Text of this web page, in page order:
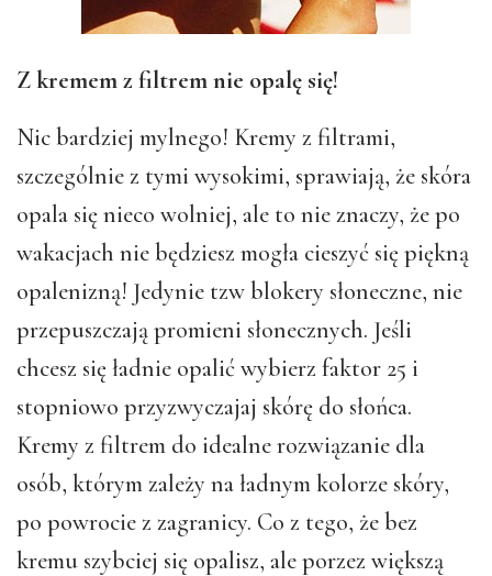
Z kremem z filtrem nie opalę się!
Nic bardziej mylnego! Kremy z filtrami,
szczególnie z tymi wysokimi, sprawiają, że skóra
opala się nieco wolniej, ale to nie znaczy, że po
wakacjach nie będziesz mogła cieszyć się piękną
opalenizną! Jedynie tzw blokery słoneczne, nie
przepuszczają promieni słonecznych. Jeśli
chcesz się ładnie opalić wybierz faktor 25 i
stopniowo przyzwyczajaj skórę do słońca.
Kremy z filtrem do idealne rozwiązanie dla
osób, którym zależy na ładnym kolorze skóry,
po powrocie z zagranicy. Co z tego, że bez
kremu szybciej się opalisz, ale porzez większą